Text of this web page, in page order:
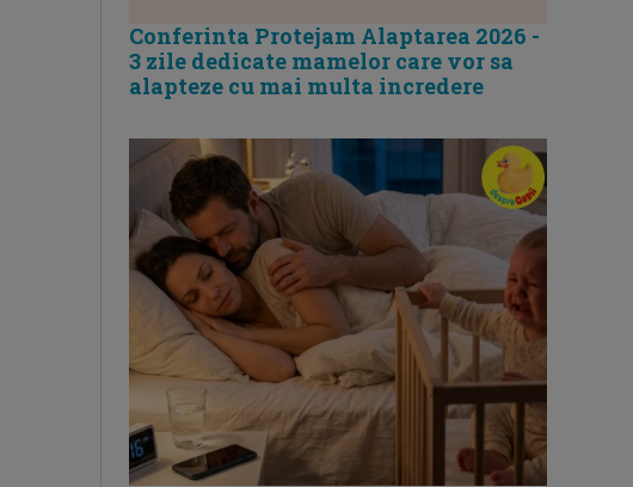
Conferinta Protejam Alaptarea 2026 -
3 zile dedicate mamelor care vor sa
alapteze cu mai multa incredere